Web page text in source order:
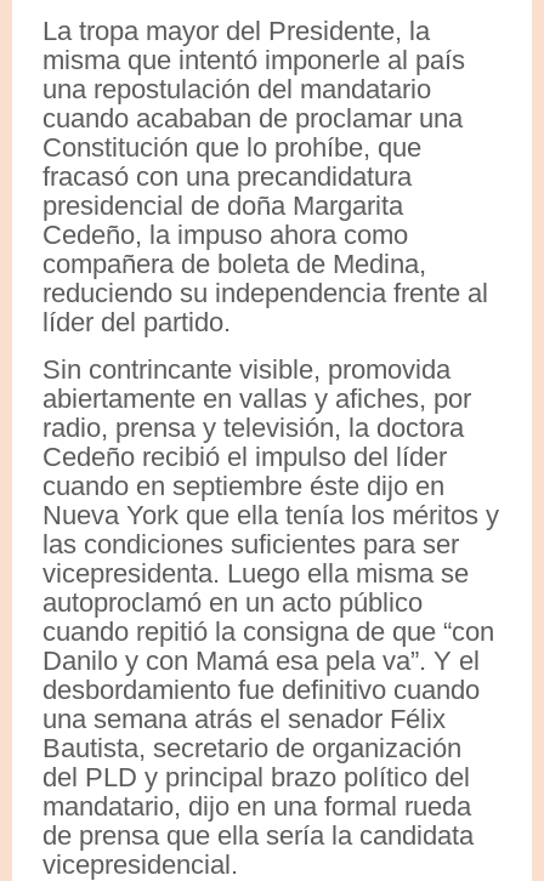
La tropa mayor del Presidente, la
misma que intentó imponerle al país
una repostulación del mandatario
cuando acababan de proclamar una
Constitución que lo prohíbe, que
fracasó con una precandidatura
presidencial de doña Margarita
Cedeño, la impuso ahora como
compañera de boleta de Medina,
reduciendo su independencia frente al
líder del partido.
Sin contrincante visible, promovida
abiertamente en vallas y afiches, por
radio, prensa y televisión, la doctora
Cedeño recibió el impulso del líder
cuando en septiembre éste dijo en
Nueva York que ella tenía los méritos y
las condiciones suficientes para ser
vicepresidenta. Luego ella misma se
autoproclamó en un acto público
cuando repitió la consigna de que “con
Danilo y con Mamá esa pela va”. Y el
desbordamiento fue definitivo cuando
una semana atrás el senador Félix
Bautista, secretario de organización
del PLD y principal brazo político del
mandatario, dijo en una formal rueda
de prensa que ella sería la candidata
vicepresidencial.